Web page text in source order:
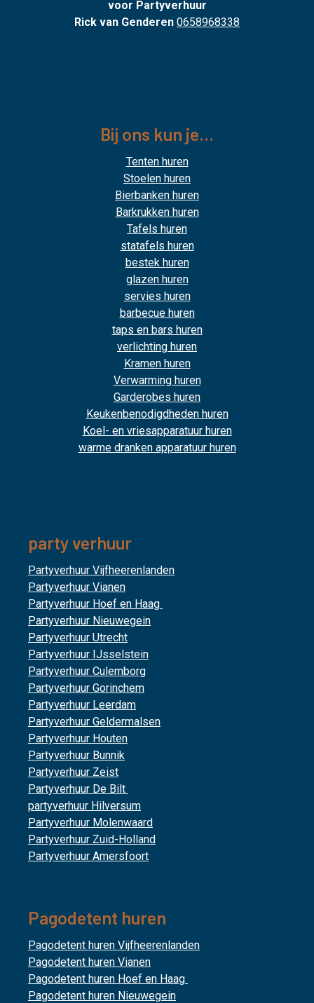
voor Partyverhuur
Rick van Genderen 0658968338
Bij ons kun je...
Tenten huren
Stoelen huren
Bierbanken huren
Barkrukken huren
Tafels huren
statafels huren
bestek huren
glazen huren
servies huren
barbecue huren
taps en bars huren
verlichting huren
Kramen huren
Verwarming huren
Garderobes huren
Keukenbenodigdheden huren
Koel- en vriesapparatuur huren
warme dranken apparatuur huren
party verhuur
Partyverhuur Vijfheerenlanden
Partyverhuur Vianen
Partyverhuur Hoef en Haag
Partyverhuur Nieuwegein
Partyverhuur Utrecht
Partyverhuur IJsselstein
Partyverhuur Culemborg
Partyverhuur Gorinchem
Partyverhuur Leerdam
Partyverhuur Geldermalsen
Partyverhuur Houten
Partyverhuur Bunnik
Partyverhuur Zeist
Partyverhuur De Bilt
partyverhuur Hilversum
Partyverhuur Molenwaard
Partyverhuur Zuid-Holland
Partyverhuur Amersfoort
Pagodetent huren
Pagodetent huren Vijfheerenlanden
Pagodetent huren Vianen
Pagodetent huren Hoef en Haag
Pagodetent huren Nieuwegein